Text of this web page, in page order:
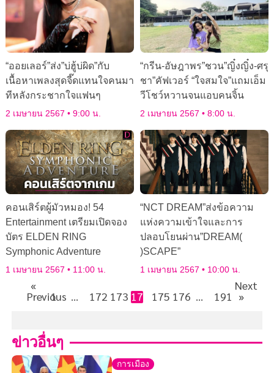
“ออยเลอร์”ส่ง”บ่ฮู้บ่ผิด”กับ
เนื้อหาเพลงสุดจี๊ดแทนใจคนมา
ทีหลังกระชากใจแฟนๆ
2 เมษายน 2567 9:00 น.
“กรีน-อัษฎาพร”ชวน”ญิ๋งญิ๋ง-ศรุ
ชา”คัฟเวอร์ “ใจสมใจ”แถมเอ็ม
วีโชว์หวานจนแอบคนจิ้น
2 เมษายน 2567 8:00 น.
คอนเสิร์ตผู้มัวหมอง! 54
Entertainment เตรียมเปิดจอง
บัตร ELDEN RING
Symphonic Adventure
1 เมษายน 2567 11:00 น.
“NCT DREAM”ส่งข้อความ
แห่งความเข้าใจและการ
ปลอบโยนผ่าน”DREAM(
)SCAPE”
1 เมษายน 2567 10:00 น.
«
Previous
1 … 172 173 174 175 176 … 191
Next
»
ข่าวอื่นๆ
การเมือง